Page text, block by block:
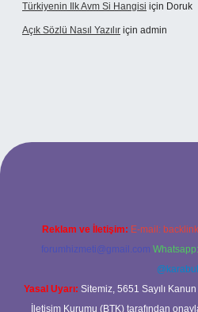
Türkiyenin Ilk Avm Si Hangisi için Doruk
Açık Sözlü Nasıl Yazılır için admin
giriş adresi
Reklam ve İletişim: E-mail:
forumhizmeti@gmail.com
@karabul
Yasal Uyarı: Sitemiz, 5651 Sayılı
İletişim Kurumu (BTK) tarafından